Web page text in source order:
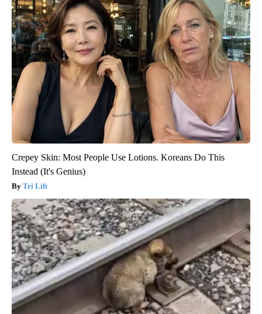
Crepey Skin: Most People Use Lotions. Koreans Do This
Instead (It's Genius)
Tri Lift